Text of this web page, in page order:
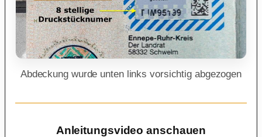
Abdeckung wurde unten links vorsichtig abgezogen
Anleitungsvideo anschauen